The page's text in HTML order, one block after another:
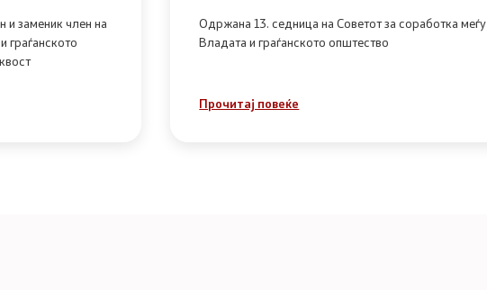
областа
и заменик член на
граѓанското
Одржана 13. седница на Советот за соработка меѓу
Владата и граѓанското општество
Прочитај повеќе